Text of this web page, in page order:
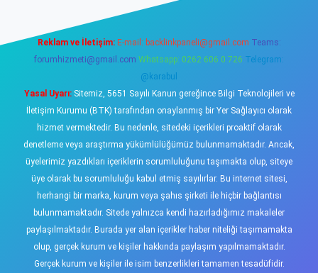
Reklam ve İletişim: E-mail: backlinkpaneli@gmail.com Teams:
forumhizmeti@gmail.com Whatsapp: 0262 606 0 726 Telegram:
@karabul
Yasal Uyarı:Sitemiz, 5651 Sayılı Kanun gereğince Bilgi Teknolojileri ve
İletişim Kurumu (BTK) tarafından onaylanmış bir Yer Sağlayıcı olarak
hizmet vermektedir. Bu nedenle, sitedeki içerikleri proaktif olarak
denetleme veya araştırma yükümlülüğümüz bulunmamaktadır. Ancak,
üyelerimiz yazdıkları içeriklerin sorumluluğunu taşımakta olup, siteye
üye olarak bu sorumluluğu kabul etmiş sayılırlar. Bu internet sitesi,
herhangi bir marka, kurum veya şahıs şirketi ile hiçbir bağlantısı
bulunmamaktadır. Sitede yalnızca kendi hazırladığımız makaleler
paylaşılmaktadır. Burada yer alan içerikler haber niteliği taşımamakta
olup, gerçek kurum ve kişiler hakkında paylaşım yapılmamaktadır.
Gerçek kurum ve kişiler ile isim benzerlikleri tamamen tesadüfidir.